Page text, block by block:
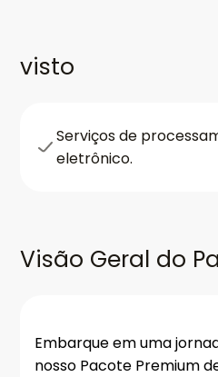
visto
Serviços de
eletrônico.
Visão Geral do
Embarque em uma
nosso Pacote Premium